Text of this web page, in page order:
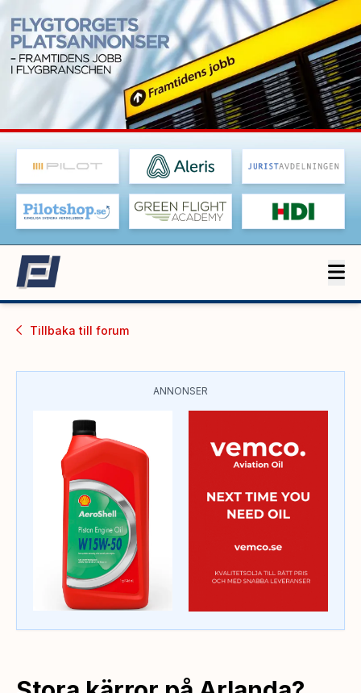
Tillbaka till forum
ANNONSER